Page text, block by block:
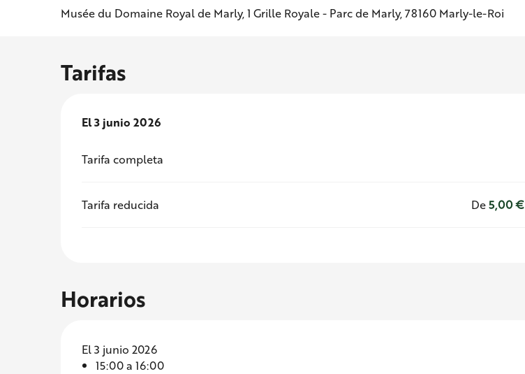
Musée du Domaine Royal de Marly, 1 Grille Royale - Parc de Marly, 78160 Marly-le-Roi
Tarifas
El3 junio 2026
El3 junio 2026
Tarifa completa
Tarifa reducida De5,00 €
Horarios
El 3 junio 2026
15:00 a 16:00